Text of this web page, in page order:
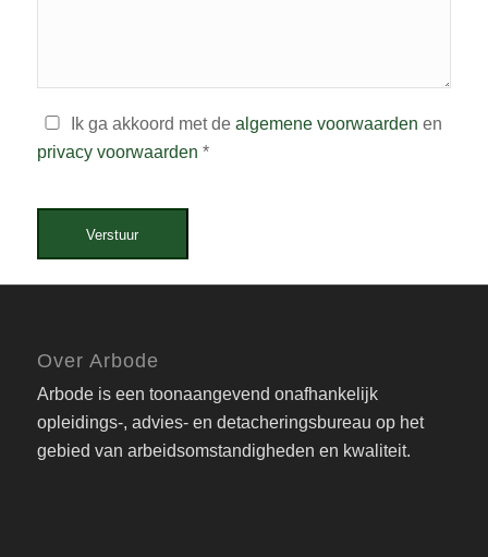
Ik ga akkoord met de algemene voorwaarden en
privacy voorwaarden *
Verstuur
Over Arbode
Arbode is een toonaangevend onafhankelijk
opleidings-, advies- en detacheringsbureau op het
gebied van arbeidsomstandigheden en kwaliteit.